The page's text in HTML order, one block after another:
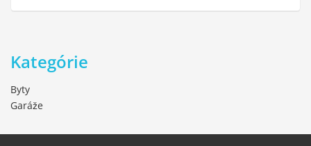
Kategórie
Byty
Garáže